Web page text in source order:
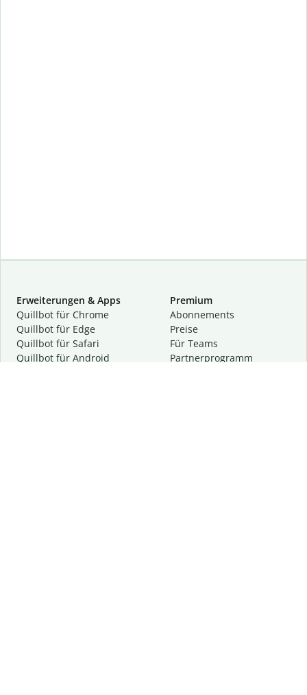
Erweiterungen & Apps
Quillbot für Chrome
Quillbot für Edge
Quillbot für Safari
Quillbot für Android
Premium
Abon­ne­ments
Preise
Für Teams
Partnerprogramm